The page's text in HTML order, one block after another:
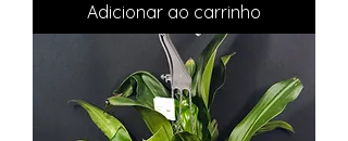
Adicionar ao carrinho